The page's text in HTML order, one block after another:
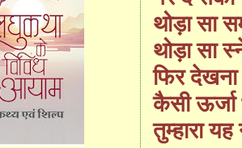
थोड़ा सा
थोड़ा सा
फिर देखना
कैसी ऊर्जा
तुम्हारा यह